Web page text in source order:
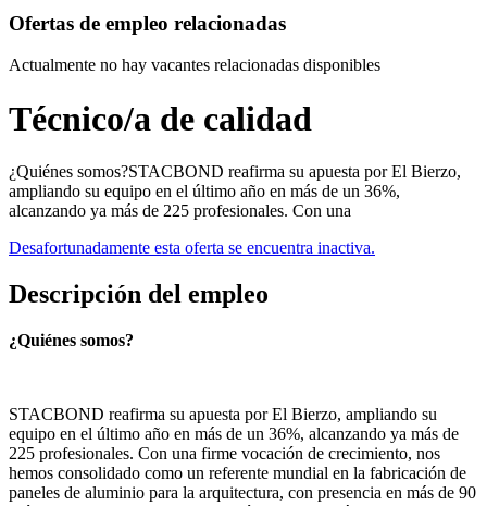
Ofertas de empleo relacionadas
Actualmente no hay vacantes relacionadas disponibles
Técnico/a de calidad
¿Quiénes somos?STACBOND reafirma su apuesta por El Bierzo,
ampliando su equipo en el último año en más de un 36%,
alcanzando ya más de 225 profesionales. Con una
Desafortunadamente esta oferta se encuentra inactiva.
Descripción del empleo
¿Quiénes somos?
STACBOND reafirma su apuesta por El Bierzo, ampliando su
equipo en el último año en más de un 36%, alcanzando ya más de
225 profesionales. Con una firme vocación de crecimiento, nos
hemos consolidado como un referente mundial en la fabricación de
paneles de aluminio para la arquitectura, con presencia en más de 90